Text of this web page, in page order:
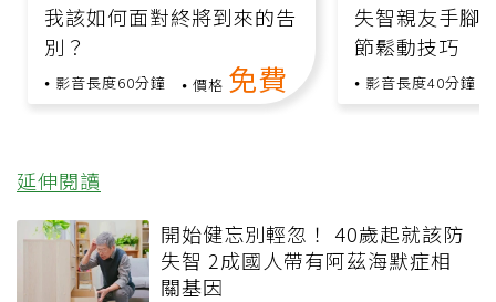
我該如何面對終將到來的告
別？
影音長度60分鐘 價格 免費
失智親友手腳
節鬆動技巧
影音長度40分鐘
延伸閱讀
開始健忘別輕忽！ 40歲起就該防
失智 2成國人帶有阿茲海默症相
關基因